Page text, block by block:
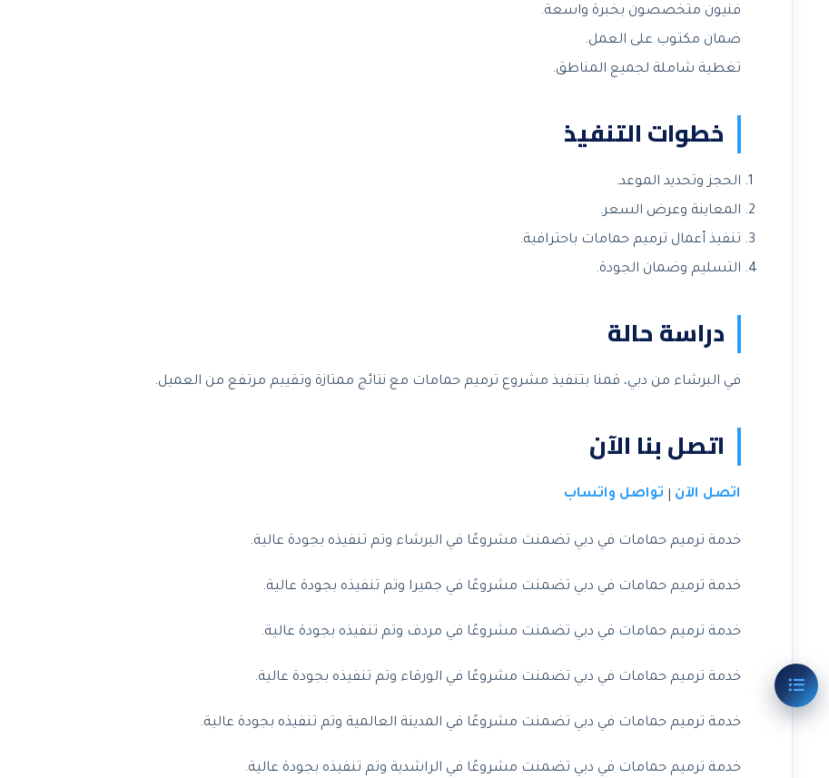
فنيون متخصصون بخبرة واسعة.
ضمان مكتوب على العمل.
تغطية شاملة لجميع المناطق.
خطوات التنفيذ
الحجز وتحديد الموعد.
المعاينة وعرض السعر.
تنفيذ أعمال ترميم حمامات باحترافية.
التسليم وضمان الجودة.
دراسة حالة
في البرشاء من دبي، قمنا بتنفيذ مشروع ترميم حمامات مع نتائج ممتازة وتقييم مرتفع من العميل.
اتصل بنا الآن
اتصل الآن تواصل واتساب
خدمة ترميم حمامات في دبي تضمنت مشروعًا في البرشاء وتم تنفيذه بجودة عالية.
خدمة ترميم حمامات في دبي تضمنت مشروعًا في جميرا وتم تنفيذه بجودة عالية.
خدمة ترميم حمامات في دبي تضمنت مشروعًا في مردف وتم تنفيذه بجودة عالية.
خدمة ترميم حمامات في دبي تضمنت مشروعًا في الورقاء وتم تنفيذه بجودة عالية.
خدمة ترميم حمامات في دبي تضمنت مشروعًا في المدينة العالمية وتم تنفيذه بجودة عالية.
خدمة ترميم حمامات في دبي تضمنت مشروعًا في الراشدية وتم تنفيذه بجودة عالية.